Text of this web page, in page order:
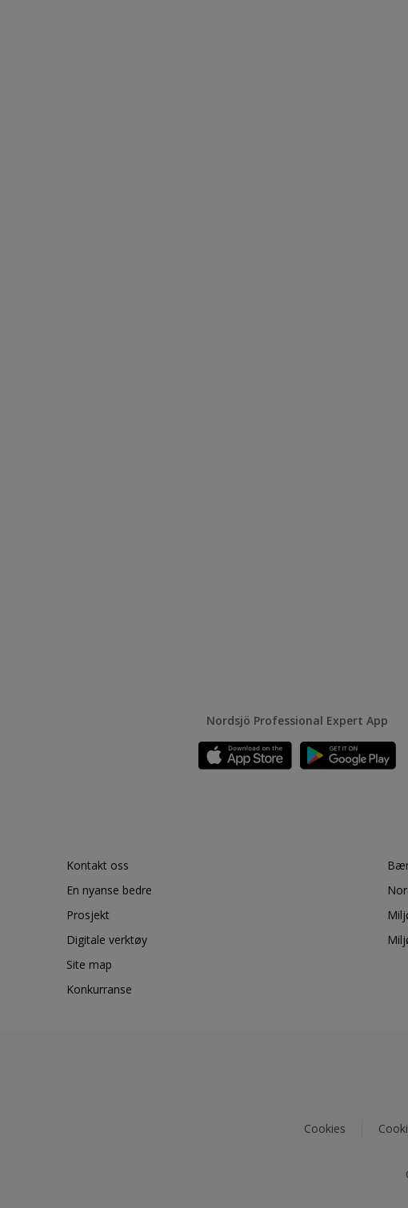
Nordsjö Professional Expert App
Kontakt oss
En nyanse bedre
Prosjekt
Digitale verktøy
Site map
Konkurranse
Cookies